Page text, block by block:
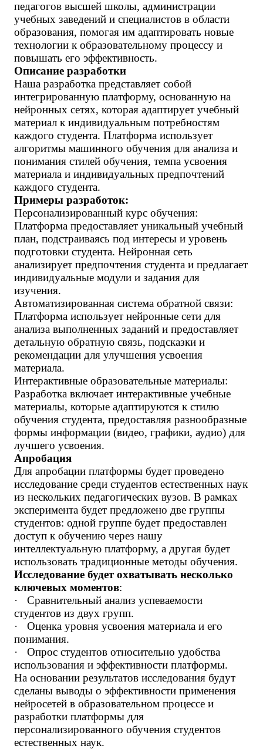
педагогов высшей школы, администрации
учебных заведений и специалистов в области
образования, помогая им адаптировать новые
технологии к образовательному процессу и
повышать его эффективность.
Описание разработки
Наша разработка представляет собой
интегрированную платформу, основанную на
нейронных сетях, которая адаптирует учебный
материал к индивидуальным потребностям
каждого студента. Платформа использует
алгоритмы машинного обучения для анализа и
понимания стилей обучения, темпа усвоения
материала и индивидуальных предпочтений
каждого студента.
Примеры разработок:
Персонализированный курс обучения:
Платформа предоставляет уникальный учебный
план, подстраиваясь под интересы и уровень
подготовки студента. Нейронная сеть
анализирует предпочтения студента и предлагает
индивидуальные модули и задания для
изучения.
Автоматизированная система обратной связи:
Платформа использует нейронные сети для
анализа выполненных заданий и предоставляет
детальную обратную связь, подсказки и
рекомендации для улучшения усвоения
материала.
Интерактивные образовательные материалы:
Разработка включает интерактивные учебные
материалы, которые адаптируются к стилю
обучения студента, предоставляя разнообразные
формы информации (видео, графики, аудио) для
лучшего усвоения.
Апробация
Для апробации платформы будет проведено
исследование среди студентов естественных наук
из нескольких педагогических вузов. В рамках
эксперимента будет предложено две группы
студентов: одной группе будет предоставлен
доступ к обучению через нашу
интеллектуальную платформу, а другая будет
использовать традиционные методы обучения.
Исследование будет охватывать несколько
ключевых моментов:
·
Сравнительный анализ успеваемости
студентов из двух групп.
·
Оценка уровня усвоения материала и его
понимания.
·
Опрос студентов относительно удобства
использования и эффективности платформы.
На основании результатов исследования будут
сделаны выводы о эффективности применения
нейросетей в образовательном процессе и
разработки платформы для
персонализированного обучения студентов
естественных наук.